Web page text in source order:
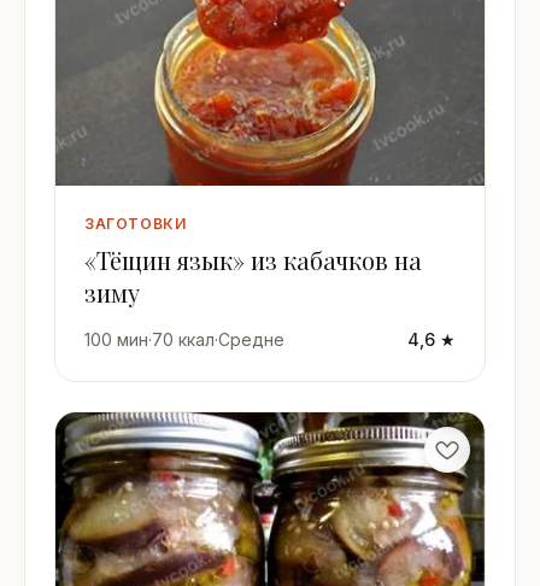
ЗАГОТОВКИ
«Тёщин язык» из кабачков на
зиму
100 мин·70 ккал·Средне 4,6 ★